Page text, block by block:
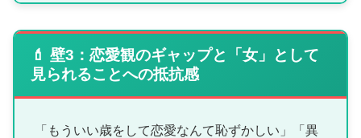
💄 壁3：恋愛観のギャップと「女」として
見られることへの抵抗感
「もういい歳をして恋愛なんて恥ずかしい」「異